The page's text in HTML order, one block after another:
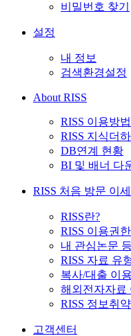
비밀번호 찾기
설정
내 정보
검색환경설정
About RISS
RISS 이용방법
RISS 지식더하
DB연계 현황
BI 및 배너 다
RISS 처음 방문 이
RISS란?
RISS 이용권한
내 관심논문
RISS 자료 유
복사/대출 이
해외전자자료
RISS 정보취
고객센터